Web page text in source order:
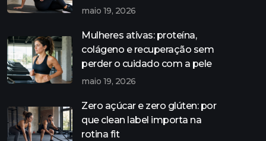
maio 19, 2026
Mulheres ativas: proteína,
colágeno e recuperação sem
perder o cuidado com a pele
maio 19, 2026
Zero açúcar e zero glúten: por
que clean label importa na
rotina fit